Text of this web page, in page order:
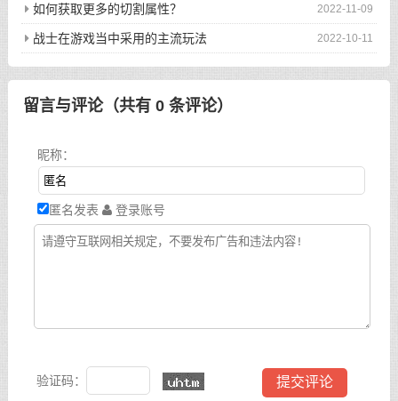
2022-11-09
如何获取更多的切割属性？
2022-10-11
战士在游戏当中采用的主流玩法
留言与评论（共有 0条评论）
昵称：
匿名发表 登录账号
验证码：